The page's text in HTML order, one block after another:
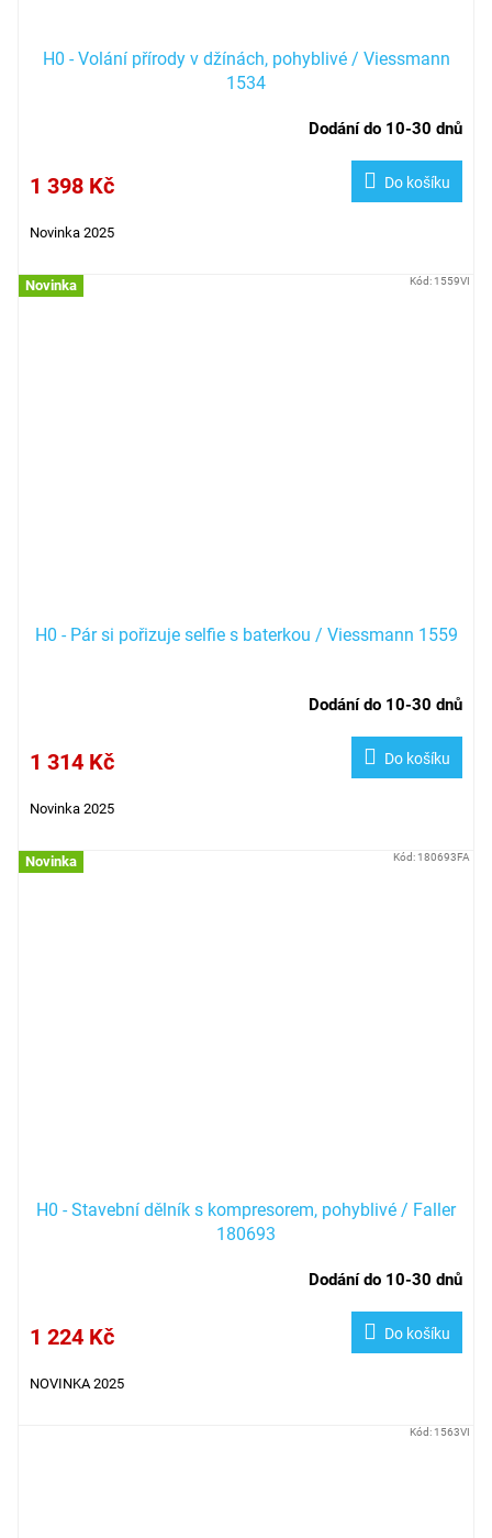
H0 - Volání přírody v džínách, pohyblivé / Viessmann
1534
Dodání do 10-30 dnů
1 398 Kč Do košíku
Novinka 2025
Novinka
H0 - Pár si pořizuje selfie s baterkou / Viessmann 1559
Dodání do 10-30 dnů
1 314 Kč Do košíku
Novinka 2025
Kód: 1559VI
Novinka
H0 - Stavební dělník s kompresorem, pohyblivé / Faller
180693
Dodání do 10-30 dnů
1 224 Kč Do košíku
NOVINKA 2025
Kód: 180693FA
Kód: 1563VI